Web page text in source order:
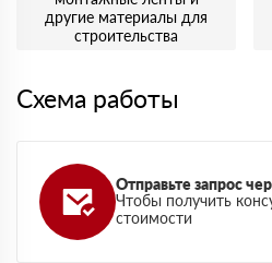
другие материалы для
строительства
Схема работы
Отправьте запрос
Чтобы получить
стоимости